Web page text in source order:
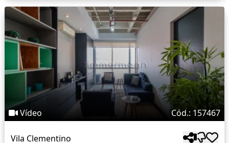
Vídeo Cód.: 157467
Vila Clementino